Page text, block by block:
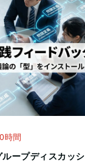
時間
ープディスカッ